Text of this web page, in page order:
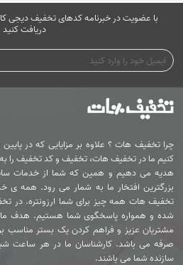
با عضویت در خبرنامه کدهای تخفیف دیجی
دریافت کنید
چرا تخفیف هات ؟ علاوه بر مزایایی که در پایین
کنیم ما در تخفیف هات، تخفیف و کد تخفیف را
هدیه می دهیم و همین که شما از خدمات
بزرگترین افتخار ما به شمار می رود. همه ی
تخفیف هات همه چیز برای شما ارزونتره.
شده و همواره پاسخگوی شما هستیم. هدف
مشتریان عزیز و فراهم کردن یک بستر مناسب
صرفه می باشد. کارشناسان ما در هر ساعت
سازنده شما می باشند.